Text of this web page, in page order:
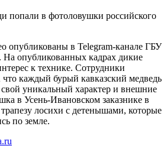
опубликованы в Telegram-канале ГБУ
На опубликованных кадрах дикие
к технике. Сотрудники
что каждый бурый кавказский медведь
уникальный характер и внешние
в Усень-Ивановском заказнике в
лосихи с детенышами, которые
по земле.